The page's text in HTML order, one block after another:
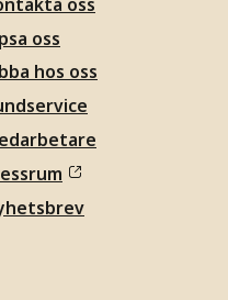
oss
hos oss